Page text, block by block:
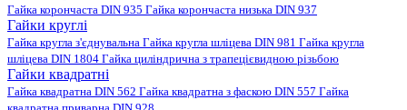
Гайка корончаста DIN 935 Гайка корончаста низька DIN 937
Гайки круглі
Гайка кругла з'єднувальна Гайка кругла шліцева DIN 981 Гайка кругла
шліцева DIN 1804 Гайка циліндрична з трапецієвидною різьбою
Гайки квадратні
Гайка квадратна DIN 562 Гайка квадратна з фаскою DIN 557 Гайка